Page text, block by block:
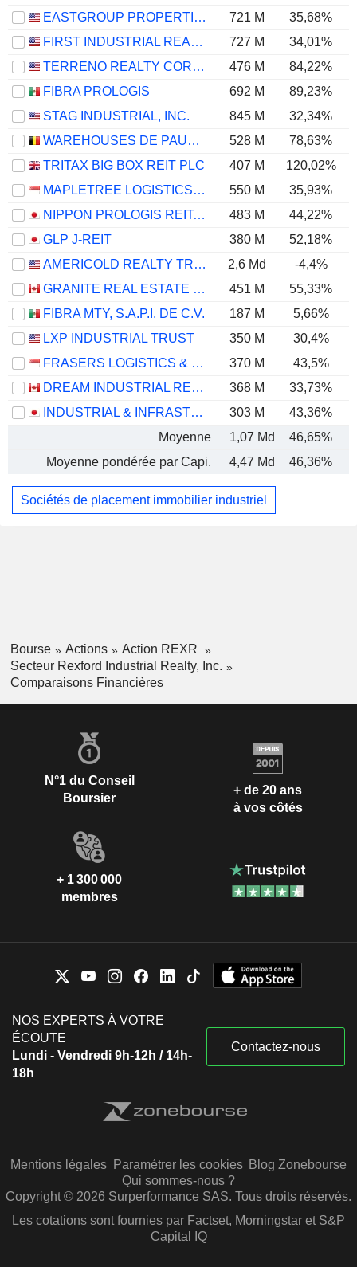
EASTGROUP PROPERTIES, INC.
721 M 35,68%
FIRST INDUSTRIAL REALTY TRUST, INC.
727 M 34,01%
TERRENO REALTY CORPORATION
476 M 84,22%
FIBRA PROLOGIS
692 M 89,23%
STAG INDUSTRIAL, INC.
845 M 32,34%
WAREHOUSES DE PAUW SA
528 M 78,63%
TRITAX BIG BOX REIT PLC
407 M 120,02%
MAPLETREE LOGISTICS TRUST
550 M 35,93%
NIPPON PROLOGIS REIT, INC.
483 M 44,22%
GLP J-REIT
380 M 52,18%
AMERICOLD REALTY TRUST, INC.
2,6 Md -4,4%
GRANITE REAL ESTATE INVESTMENT TRUST
451 M
55,33%
FIBRA MTY, S.A.P.I. DE C.V.
187 M 5,66%
LXP INDUSTRIAL TRUST
350 M 30,4%
FRASERS LOGISTICS & COMMERCIAL TRUST
370 M 43,5%
DREAM INDUSTRIAL REAL ESTATE INVESTMENT TRUST
368 M
33,73%
INDUSTRIAL & INFRASTRUCTURE FUND INVESTMENT CORPORATION
303 M 43,36%
Moyenne
1,07 Md 46,65%
Moyenne pondérée par Capi.
4,47 Md 46,36%
Sociétés de placement immobilier industriel
Bourse Actions
Action REXR
Secteur Rexford Industrial Realty, Inc.
Comparaisons Financières
N°1 du Conseil
Boursier
+ de 20 ans
à vos côtés
+ 1 300 000
membres
NOS EXPERTS À VOTRE
ÉCOUTE
Lundi - Vendredi 9h-12h / 14h-
18h
Contactez-nous
Mentions légales Paramétrer les cookies Blog Zonebourse
Qui sommes-nous ?
Copyright © 2026 Surperformance SAS. Tous droits réservés.
Les cotations sont fournies par Factset, Morningstar et S&P
Capital IQ